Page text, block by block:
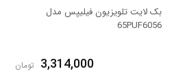
بک لایت تلویزیون فیلیپس مدل
65PUF6056
3,314,000 تومان